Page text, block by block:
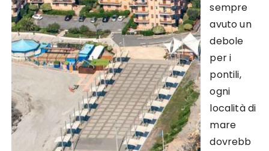
sempre
avuto un
debole
per i
pontili,
ogni
località di
mare
dovrebb